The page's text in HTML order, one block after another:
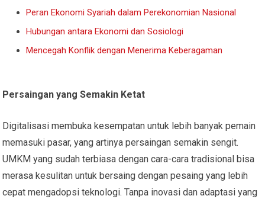
Peran Ekonomi Syariah dalam Perekonomian Nasional
Hubungan antara Ekonomi dan Sosiologi
Mencegah Konflik dengan Menerima Keberagaman
Persaingan yang Semakin Ketat
Digitalisasi membuka kesempatan untuk lebih banyak pemain
memasuki pasar, yang artinya persaingan semakin sengit.
UMKM yang sudah terbiasa dengan cara-cara tradisional bisa
merasa kesulitan untuk bersaing dengan pesaing yang lebih
cepat mengadopsi teknologi. Tanpa inovasi dan adaptasi yang